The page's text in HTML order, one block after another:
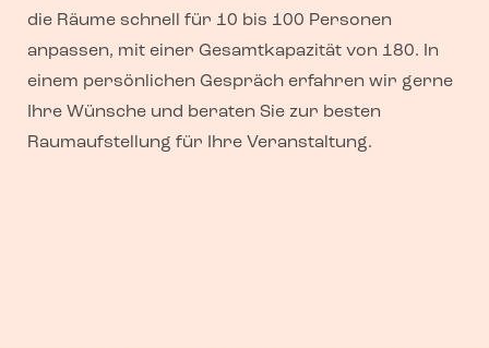
die Räume schnell für 10 bis 100 Personen
anpassen, mit einer Gesamtkapazität von 180. In
einem persönlichen Gespräch erfahren wir gerne
Ihre Wünsche und beraten Sie zur besten
Raumaufstellung für Ihre Veranstaltung.